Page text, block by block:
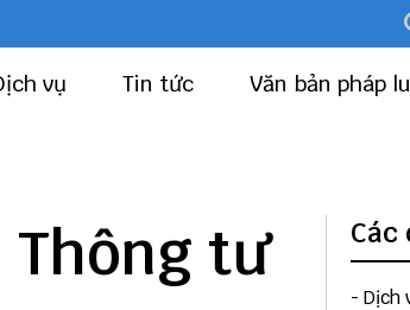
vụ Tin tức Văn bản pháp
Thông tư
Các
- Dịch